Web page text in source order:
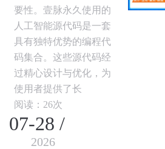
要性。壹脉永久使用的
人工智能源代码是一套
具有独特优势的编程代
码集合。这些源代码经
过精心设计与优化，为
使用者提供了长
阅读：26次
07-28 /
2026